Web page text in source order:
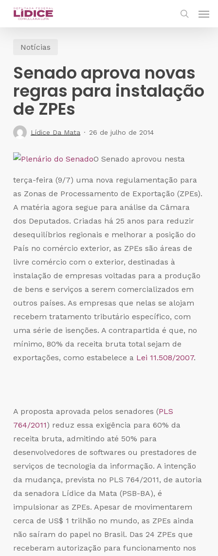
Skip
contentNotícias
Senado aprova novas
regras para instalação
de ZPEs
Lídice Da Mata 26 de julho de 2014
O Senado aprovou nesta
terça-feira (9/7) uma nova regulamentação para
as Zonas de Processamento de Exportação (ZPEs).
A matéria agora segue para análise da Câmara
dos Deputados. Criadas há 25 anos para reduzir
desequilíbrios regionais e melhorar a posição do
País no comércio exterior, as ZPEs são áreas de
livre comércio com o exterior, destinadas à
instalação de empresas voltadas para a produção
de bens e serviços a serem comercializados em
outros países. As empresas que nelas se alojam
recebem tratamento tributário específico, com
uma série de isenções. A contrapartida é que, no
mínimo, 80% da receita bruta total sejam de
exportações, como estabelece a Lei 11.508/2007.
A proposta aprovada pelos senadores (PLS
764/2011) reduz essa exigência para 60% da
receita bruta, admitindo até 50% para
desenvolvedores de softwares ou prestadores de
serviços de tecnologia da informação. A intenção
da mudança, prevista no PLS 764/2011, de autoria
da senadora Lídice da Mata (PSB-BA), é
impulsionar as ZPEs. Apesar de movimentarem
cerca de US$ 1 trilhão no mundo, as ZPEs ainda
não saíram do papel no Brasil. Das 24 ZPEs que
receberam autorização para funcionamento nos